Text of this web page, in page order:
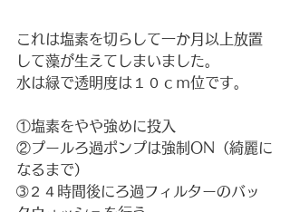
これは塩素を切らして一か月以上放置
して藻が生えてしまいました。
水は緑で透明度は１０ｃｍ位です。
①塩素をやや強めに投入
②プールろ過ポンプは強制ON（綺麗に
なるまで）
➂２４時間後にろ過フィルターのバッ